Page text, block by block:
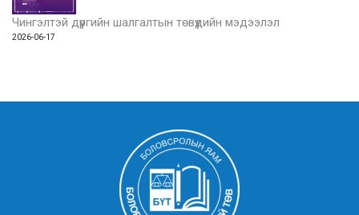
Чингэлтэй дүүргийн шалгалтын төвүүдийн мэдээлэл
2026-06-17